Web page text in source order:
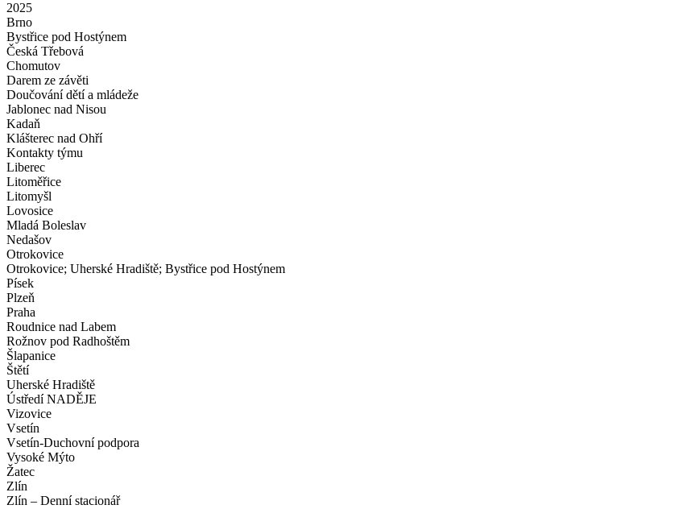
2025
Brno
Bystřice pod Hostýnem
Česká Třebová
Chomutov
Darem ze závěti
Doučování dětí a mládeže
Jablonec nad Nisou
Kadaň
Klášterec nad Ohří
Kontakty týmu
Liberec
Litoměřice
Litomyšl
Lovosice
Mladá Boleslav
Nedašov
Otrokovice
Otrokovice; Uherské Hradiště; Bystřice pod Hostýnem
Písek
Plzeň
Praha
Roudnice nad Labem
Rožnov pod Radhoštěm
Šlapanice
Štětí
Uherské Hradiště
Ústředí NADĚJE
Vizovice
Vsetín
Vsetín-Duchovní podpora
Vysoké Mýto
Žatec
Zlín
Zlín – Denní stacionář